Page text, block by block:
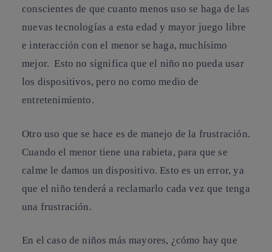
conscientes de que cuanto menos uso se haga de las
nuevas tecnologías a esta edad y mayor juego libre
e interacción con el menor se haga, muchísimo
mejor. Esto no significa que el niño no pueda usar
los dispositivos, pero no como medio de
entretenimiento.
Otro uso que se hace es de manejo de la frustración.
Cuando el menor tiene una rabieta, para que se
calme le damos un dispositivo. Esto es un error, ya
que el niño tenderá a reclamarlo cada vez que tenga
una frustración.
En el caso de niños más mayores, ¿cómo hay que